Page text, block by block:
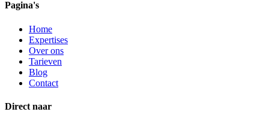
Pagina's
Home
Expertises
Over ons
Tarieven
Blog
Contact
Direct naar